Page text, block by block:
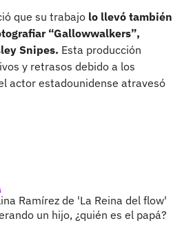
que su trabajo lo llevó también
“Gallowwalkers”,
Snipes. Esta producción
y retrasos debido a los
actor estadounidense atravesó
Ramírez de 'La Reina del flow'
un hijo, ¿quién es el papá?